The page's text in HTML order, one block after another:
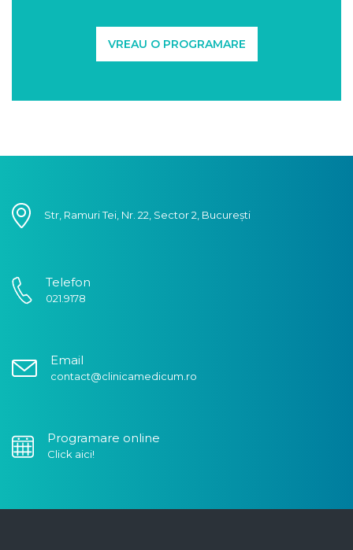
VREAU O PROGRAMARE
Str, Ramuri Tei, Nr. 22, Sector 2, București
Telefon
021.9178
Email
contact@clinicamedicum.ro
Programare online
Click aici!